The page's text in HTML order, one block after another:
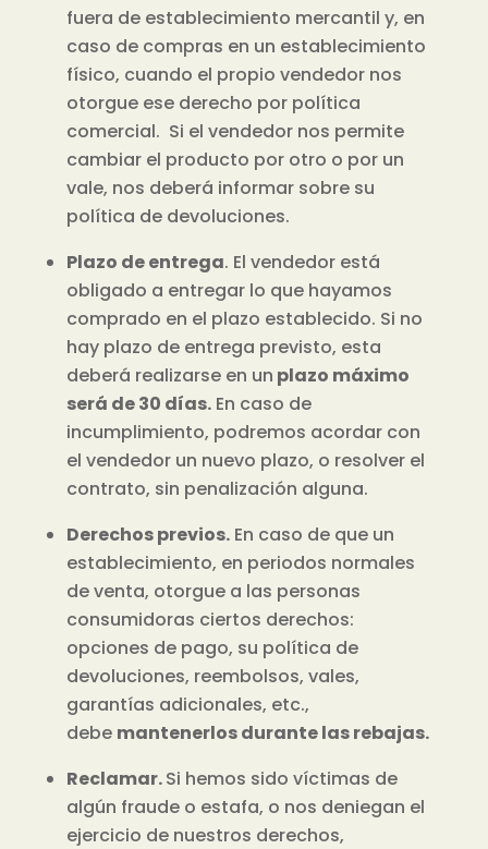
fuera de establecimiento mercantil y, en
caso de compras en un establecimiento
físico, cuando el propio vendedor nos
otorgue ese derecho por política
comercial. Si el vendedor nos permite
cambiar el producto por otro o por un
vale, nos deberá informar sobre su
política de devoluciones.
Plazo de entrega. El vendedor está
obligado a entregar lo que hayamos
comprado en el plazo establecido. Si no
hay plazo de entrega previsto, esta
deberá realizarse en un plazo máximo
será de 30 días. En caso de
incumplimiento, podremos acordar con
el vendedor un nuevo plazo, o resolver el
contrato, sin penalización alguna.
Derechos previos.En caso de que un
establecimiento, en periodos normales
de venta, otorgue a las personas
consumidoras ciertos derechos:
opciones de pago, su política de
devoluciones, reembolsos, vales,
garantías adicionales, etc.,
debe mantenerlos durante las rebajas.
Reclamar.Si hemos sido víctimas de
algún fraude o estafa, o nos deniegan el
ejercicio de nuestros derechos,